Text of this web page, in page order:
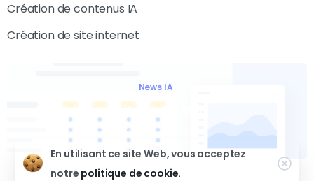
Création de contenus IA
Création de site internet
News IA
Visitez notre Blog
Cliquez-ici
En utilisant ce site Web, vous acceptez
notre politique de cookie.